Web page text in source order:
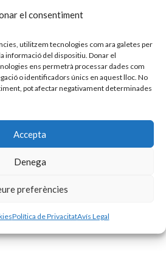
el consentiment
utilitzem tecnologies com ara galetes per
informació del dispositiu. Donar el
ens permetrà processar dades com
o identificadors únics en aquest lloc. No
pot afectar negativament determinades
Accepta
Denega
preferències
Política de PrivacitatAvís Legal